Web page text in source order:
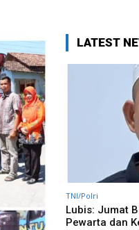
LATEST
TNI/Polri
Lubis: Jumat
Pewarta dan